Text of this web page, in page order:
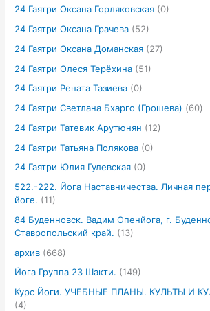
24 Гаятри Оксана Горляковская (0)
24 Гаятри Оксана Грачева (52)
24 Гаятри Оксана Доманская (27)
24 Гаятри Олеся Терёхина (51)
24 Гаятри Рената Тазиева (0)
24 Гаятри Светлана Бхарго (Грошева) (60)
24 Гаятри Татевик Арутюнян (12)
24 Гаятри Татьяна Полякова (0)
24 Гаятри Юлия Гулевская (0)
522.-222. Йога Наставничества. Личная
йоге. (11)
84 Буденновск. Вадим Опенйога, г.
Ставропольский край. (13)
архив (668)
Йога Группа 23 Шакти. (149)
Курс Йоги. УЧЕБНЫЕ ПЛАНЫ. КУЛЬТЫ И
(4)